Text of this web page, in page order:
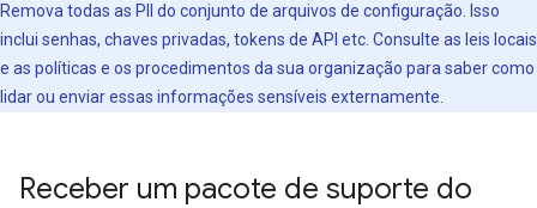
Remova todas as PII do conjunto de arquivos de configuração. Isso
inclui senhas, chaves privadas, tokens de API etc. Consulte as leis locais
e as políticas e os procedimentos da sua organização para saber como
lidar ou enviar essas informações sensíveis externamente.
Receber um pacote de suporte do